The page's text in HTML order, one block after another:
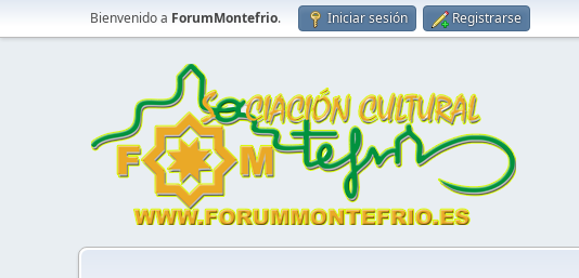
Bienvenido a ForumMontefrio. Iniciar sesión Registrarse